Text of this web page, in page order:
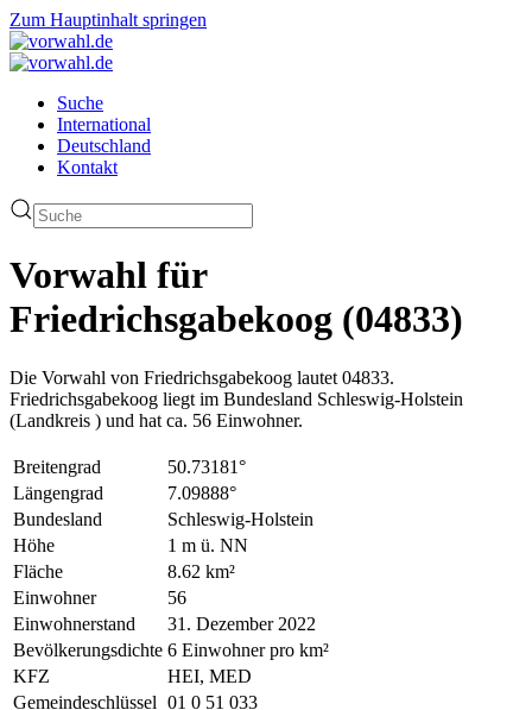
Zum Hauptinhalt springen
Suche
International
Deutschland
Kontakt
Vorwahl für
Friedrichsgabekoog (04833)
Die Vorwahl von Friedrichsgabekoog lautet 04833.
Friedrichsgabekoog liegt im Bundesland Schleswig-Holstein
(Landkreis ) und hat ca. 56 Einwohner.
Breitengrad
50.73181°
Längengrad
7.09888°
Bundesland
Schleswig-Holstein
Höhe
1 m ü. NN
Fläche
8.62 km²
Einwohner
56
Einwohnerstand
31. Dezember 2022
Bevölkerungsdichte 6 Einwohner pro km²
KFZ
HEI, MED
Gemeindeschlüssel 01 0 51 033